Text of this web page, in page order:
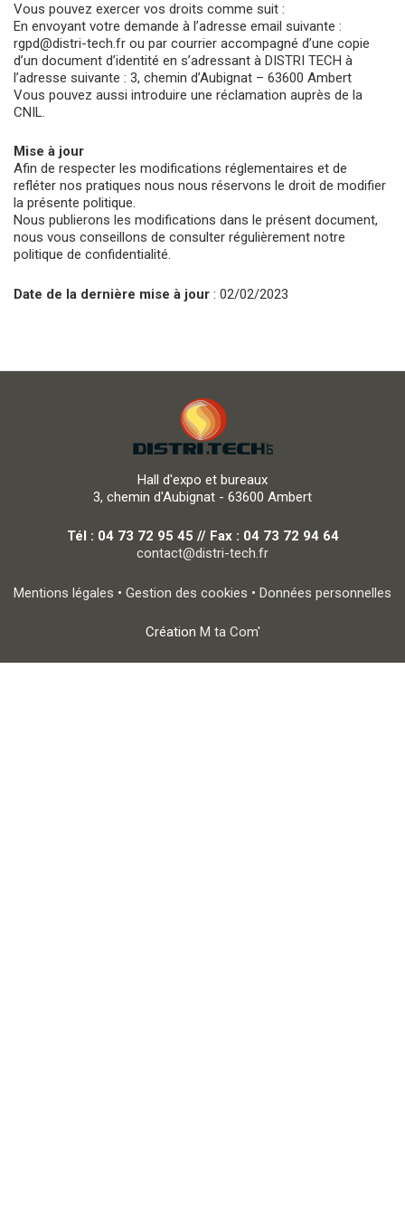
Vous pouvez exercer vos droits comme suit :
En envoyant votre demande à l’adresse email suivante :
rgpd@distri-tech.fr ou par courrier accompagné d’une copie
d’un document d’identité en s’adressant à DISTRI TECH à
l’adresse suivante : 3, chemin d’Aubignat – 63600 Ambert
Vous pouvez aussi introduire une réclamation auprès de la
CNIL.
Mise à jour
Afin de respecter les modifications réglementaires et de
refléter nos pratiques nous nous réservons le droit de modifier
la présente politique.
Nous publierons les modifications dans le présent document,
nous vous conseillons de consulter régulièrement notre
politique de confidentialité.
Date de la dernière mise à jour : 02/02/2023
Hall d'expo et bureaux
3, chemin d'Aubignat - 63600 Ambert
Tél : 04 73 72 95 45 // Fax : 04 73 72 94 64
contact@distri-tech.fr
Mentions légales • Gestion des cookies • Données personnelles
Création M ta Com'